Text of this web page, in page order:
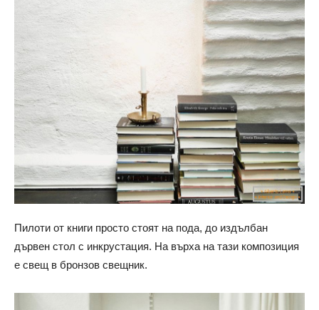
Пилоти от книги просто стоят на пода, до издълбан
дървен стол с инкрустация. На върха на тази композиция
е свещ в бронзов свещник.